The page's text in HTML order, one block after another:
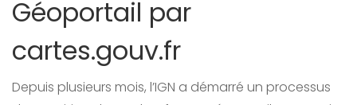
Géoportail par
cartes.gouv.fr
Depuis plusieurs mois, l’IGN a démarré un processus